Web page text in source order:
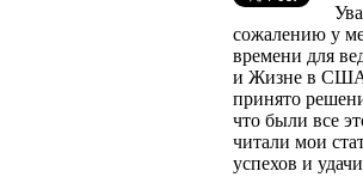
сожалению у
времени для
и Жизне в США.
принято
что были все
читали мои
успехов и